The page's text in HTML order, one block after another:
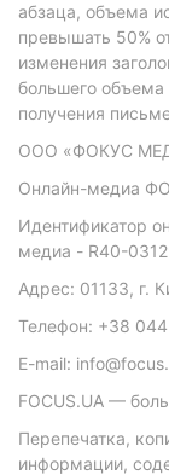
абзаца, объема
превышать 50%
изменения
большего объема
получения
ООО «ФОКУС
Онлайн-медиа
Идентификатор
медиа - R40-
Адрес: 01133, г.
Телефон: +38
E-mail:
FOCUS.UA —
Перепечатка,
информации,